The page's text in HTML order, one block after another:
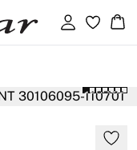
Logga in